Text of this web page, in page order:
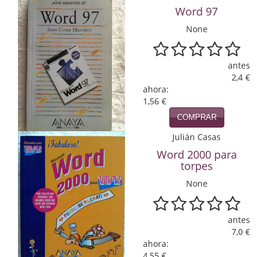
Guerra Civil Española
Historia
historia
Infantil y juvenil
Infantil y juvenil. Nuevo!!
Infantil y juvenil. Nuevo!!!
Informática
Literatura fantástica
Literatura hispanoamericana
Local
Word 97
None
antes
2,4 €
ahora:
1,56 €
COMPRAR
Julián Casas
Word 2000 para
torpes
None
antes
7,0 €
ahora: